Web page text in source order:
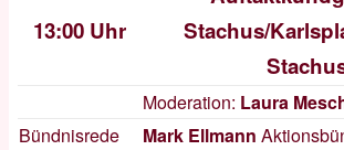
13:00 Uhr
Stachus/
Moderation: Laura
Bündnisrede
Mark Ellmann